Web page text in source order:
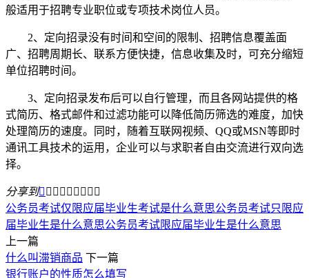
般适用于招聘专业职位或专项技术岗位人员。
2、定向招录没有时间和空间的限制、招聘信息覆盖面
广、招聘周期长、联系方便快捷，信息收集及时，可充分缩短
单位招聘时间。
3、定向招录发布后可以自行管理，而且各网站提供的格
式简历、格式邮件和过滤功能可以降低简历筛选的难度，加快
处理简历的速度。同时，随着互联网视频、QQ或MSN等即时
通讯工具技术的运用，企业可以与求职者自由交流进行双向选
择。
分享到        
公务员考试仅限应届毕业生考试是什么意思公务员考试只限应
届毕业生是什么意思公务员考试限应届毕业生是什么意思
上一篇
什么叫滞销商品 下一篇
银行账户的性质怎么填写